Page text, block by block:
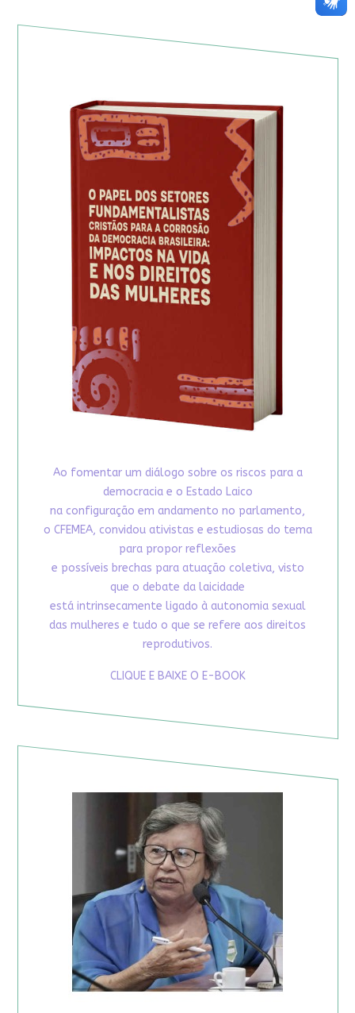
Ao fomentar um diálogo sobre os riscos para a
democracia e o Estado Laico
na configuração em andamento no parlamento,
o CFEMEA, convidou ativistas e estudiosas do tema
para propor reflexões
e possíveis brechas para atuação coletiva, visto
que o debate da laicidade
está intrinsecamente ligado à autonomia sexual
das mulheres e tudo o que se refere aos direitos
reprodutivos.
CLIQUE E BAIXE O E-BOOK